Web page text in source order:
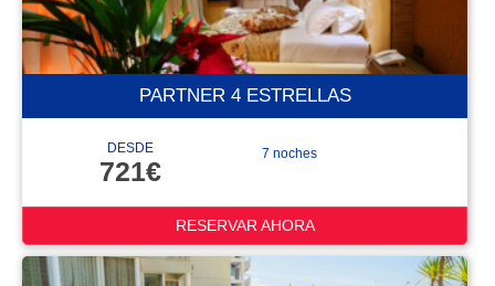
PARTNER 4 ESTRELLAS
DESDE
721€
7 noches
RESERVAR AHORA